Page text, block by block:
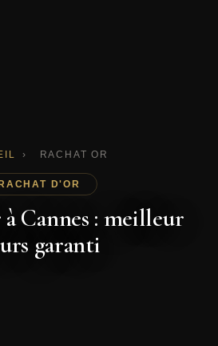
› RACHAT OR
RACHAT D'OR
Cannes : meilleur
garanti